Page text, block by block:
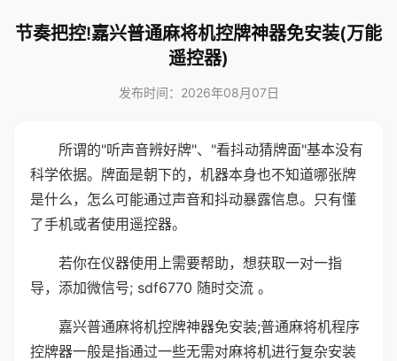
节奏把控!嘉兴普通麻将机控牌神器免安装(万能
遥控器)
发布时间：2026年08月07日
所谓的"听声音辨好牌"、"看抖动猜牌面"基本没有
科学依据。牌面是朝下的，机器本身也不知道哪张牌
是什么，怎么可能通过声音和抖动暴露信息。只有懂
了手机或者使用遥控器。
若你在仪器使用上需要帮助，想获取一对一指
导，添加微信号; sdf6770 随时交流 。
嘉兴普通麻将机控牌神器免安装;普通麻将机程序
控牌器一般是指通过一些无需对麻将机进行复杂安装